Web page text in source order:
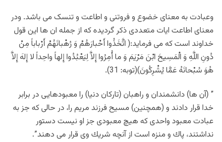
وعبادت به معنای خضوع و فروتنی و اطاعت و تنسک می باشد. ودر
معنای اطاعت ایات متعددی ذکر گردیده که از جمله ان ها این قول
خداوند است که می فرماید:( اتَّخَذُوا أَحْبارَهُمْ وَ رُهْبانَهُمْ أَرْباباً مِنْ
دُونِ اللَّهِ وَ الْمَسِيحَ ابْنَ مَرْيَمَ وَ ما أُمِرُوا إِلاَّ لِيَعْبُدُوا إِلهاً واحِداً لا إِلهَ إِلاَّ
هُوَ سُبْحانَهُ عَمَّا يُشْرِكُونَ)(توبه: 31).
” (آن ها) دانشمندان و راهبان (تاركان دنيا) را معبودهايى در برابر
خدا قرار دادند و (همچنين) مسيح فرزند مريم را، در حالى كه جز به
عبادت معبود واحدى كه هيچ معبودى جز او نيست دستور
نداشتند، پاك و منزه است از آنچه شريك وى قرار مى دهند”.